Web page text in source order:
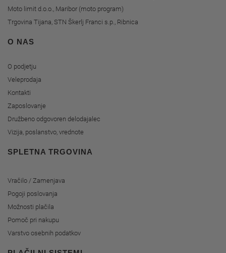
Moto limit d.o.o., Maribor (moto program)
Trgovina Tijana, STN Škerlj Franci s.p., Ribnica
O NAS
O podjetju
Veleprodaja
Kontakti
Zaposlovanje
Družbeno odgovoren delodajalec
Vizija, poslanstvo, vrednote
SPLETNA TRGOVINA
Vračilo / Zamenjava
Pogoji poslovanja
Možnosti plačila
Pomoč pri nakupu
Varstvo osebnih podatkov